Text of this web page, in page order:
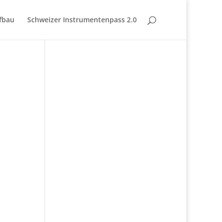
Schweizer Instrumentenpass 2.0